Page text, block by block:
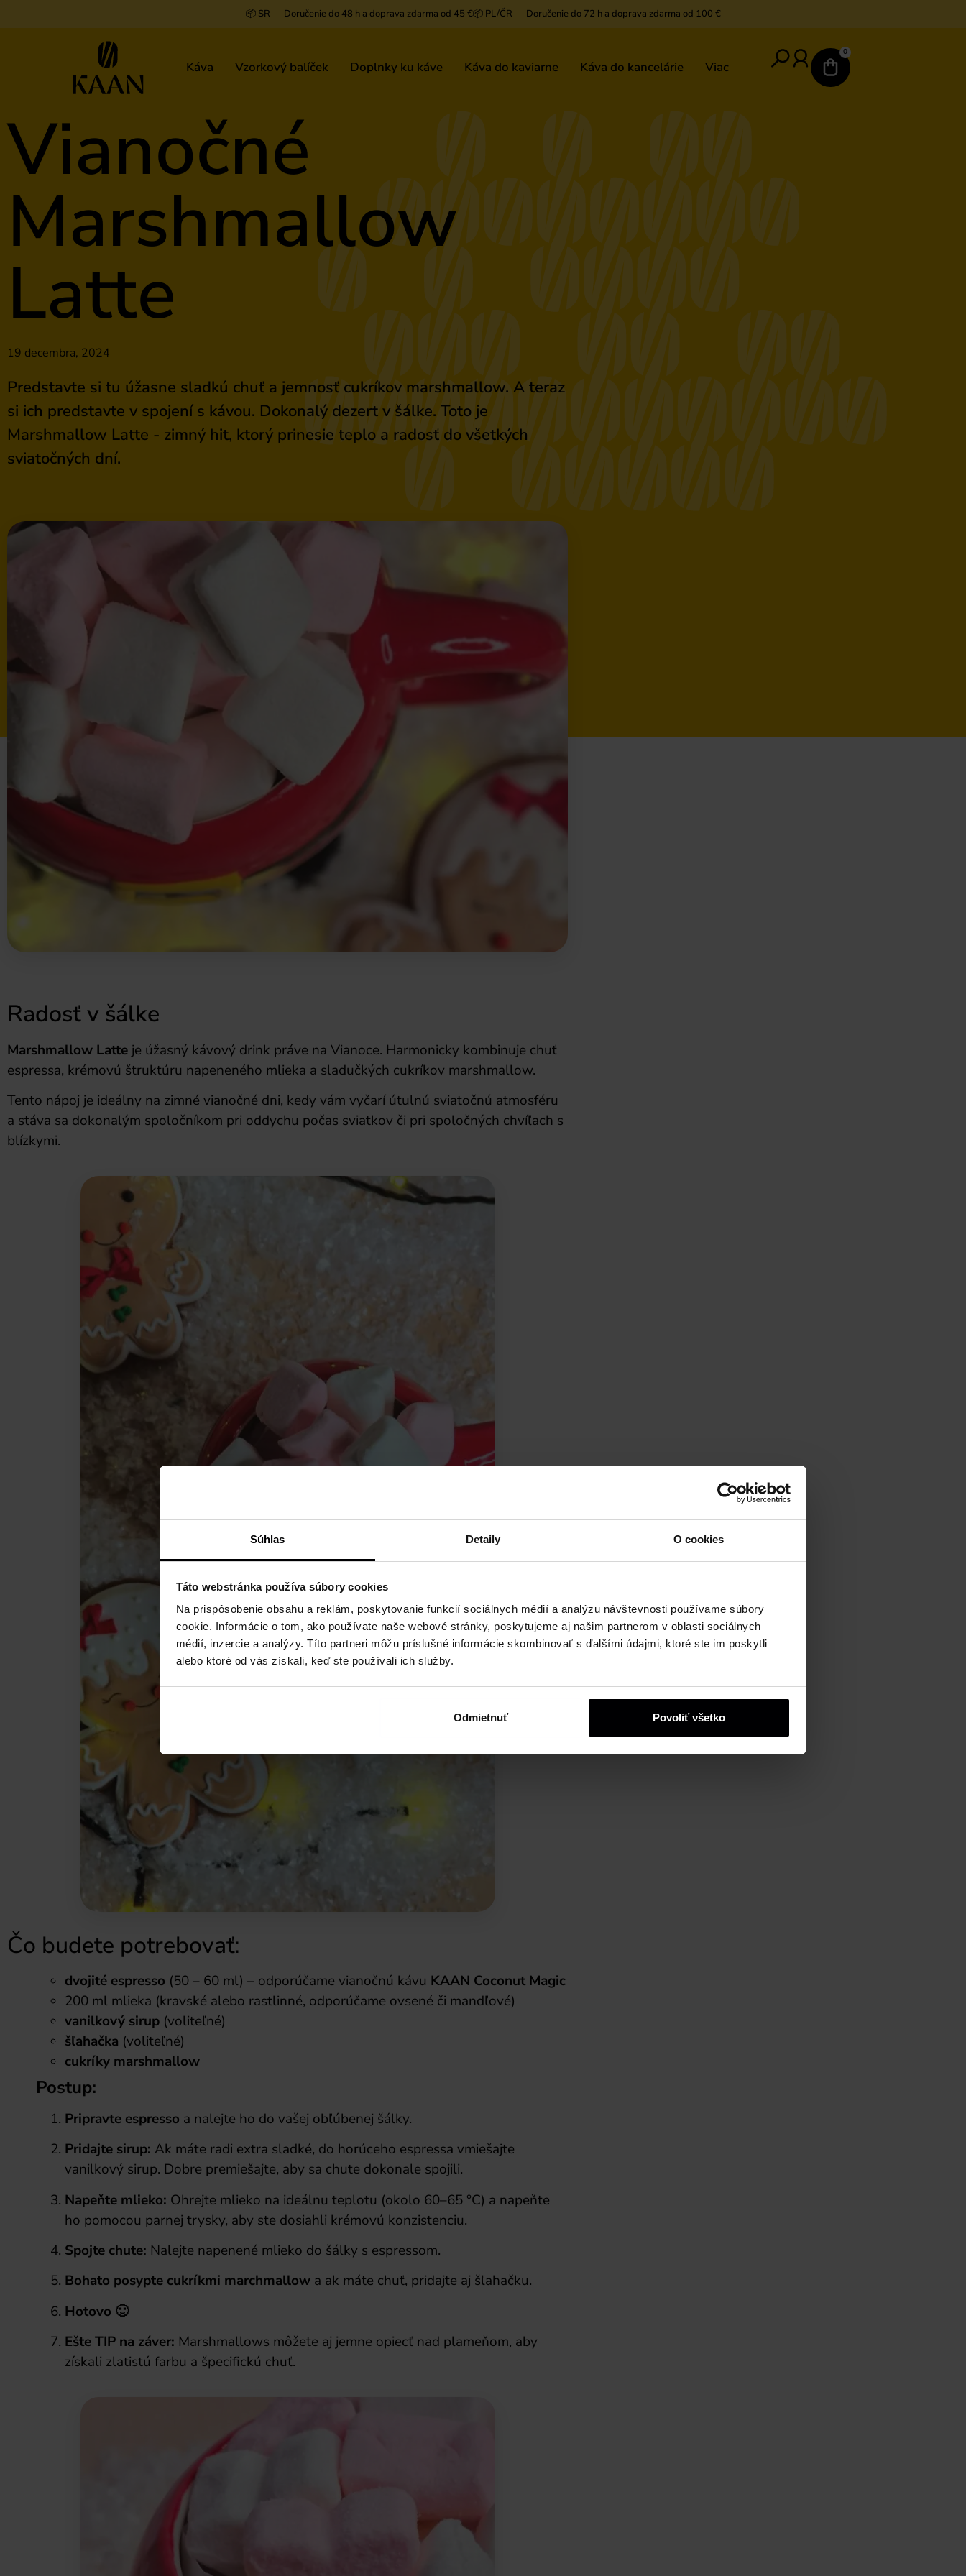
Súhlas Detaily O cookies
Táto webstránka používa súbory cookies
Na prispôsobenie obsahu a reklám, poskytovanie funkcií sociálnych médií a analýzu návštevnosti používame súbory
cookie. Informácie o tom, ako používate naše webové stránky, poskytujeme aj našim partnerom v oblasti sociálnych
médií, inzercie a analýzy. Títo partneri môžu príslušné informácie skombinovať s ďalšími údajmi, ktoré ste im poskytli
alebo ktoré od vás získali, keď ste používali ich služby.
Odmietnuť Povoliť všetko
📦 SR — Doručenie do 48 h a doprava zdarma od 45 €📦 PL/ČR — Doručenie do 72 h a doprava zdarma od 100 €
Káva Vzorkový balíček Doplnky ku káve Káva do kaviarne Káva do kancelárie Viac
0
Vianočné
Marshmallow
Latte
19 decembra, 2024
Predstavte si tu úžasne sladkú chuť a jemnosť cukríkov marshmallow. A teraz
si ich predstavte v spojení s kávou. Dokonalý dezert v šálke. Toto je
Marshmallow Latte - zimný hit, ktorý prinesie teplo a radosť do všetkých
sviatočných dní.
Radosť v šálke
Marshmallow Latte je úžasný kávový drink práve na Vianoce. Harmonicky kombinuje chuť
espressa, krémovú štruktúru napeneného mlieka a sladučkých cukríkov marshmallow.
Tento nápoj je ideálny na zimné vianočné dni, kedy vám vyčarí útulnú sviatočnú atmosféru
a stáva sa dokonalým spoločníkom pri oddychu počas sviatkov či pri spoločných chvíľach s
blízkymi.
Čo budete potrebovať:
dvojité espresso (50 – 60 ml) – odporúčame vianočnú kávu KAAN Coconut Magic
200 ml mlieka (kravské alebo rastlinné, odporúčame ovsené či mandľové)
vanilkový sirup (voliteľné)
šľahačka (voliteľné)
cukríky marshmallow
Postup:
Pripravte espresso a nalejte ho do vašej obľúbenej šálky.
Pridajte sirup: Ak máte radi extra sladké, do horúceho espressa vmiešajte
vanilkový sirup. Dobre premiešajte, aby sa chute dokonale spojili.
Napeňte mlieko: Ohrejte mlieko na ideálnu teplotu (okolo 60–65 °C) a napeňte
ho pomocou parnej trysky, aby ste dosiahli krémovú konzistenciu.
Spojte chute: Nalejte napenené mlieko do šálky s espressom.
Bohato posypte cukríkmi marchmallow a ak máte chuť, pridajte aj šľahačku.
Hotovo 🙂
Ešte TIP na záver: Marshmallows môžete aj jemne opiecť nad plameňom, aby
získali zlatistú farbu a špecifickú chuť.